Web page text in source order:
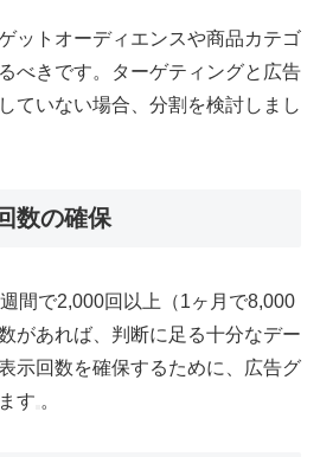
ットオーディエンスや商品カテゴ
べきです。ターゲティングと広告
ていない場合、分割を検討しまし
数の確保
間で2,000回以上（1ヶ月で8,000
があれば、判断に足る十分なデー
示回数を確保するために、広告グ
す 。